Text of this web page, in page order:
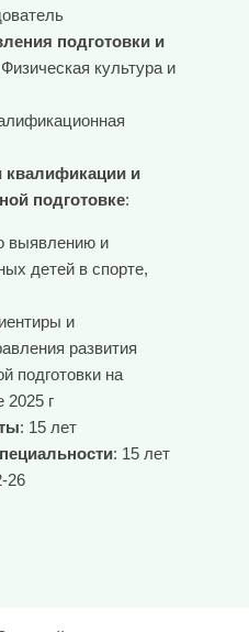
подготовки и
культура и
и
подготовке:
выявлению и
детей в спорте,
и
развития
подготовки на
2025 г
: 15 лет
: 15 лет
26